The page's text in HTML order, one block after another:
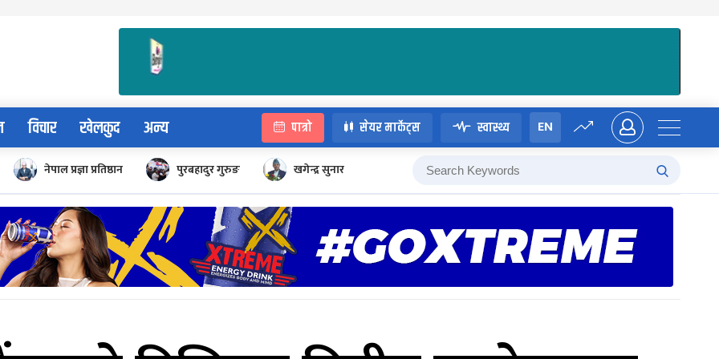
विचार खेलकुद अन्य पात्रो सेयर मार्केट्स स्वास्थ्य EN
नेपाल प्रज्ञा प्रतिष्ठान पुरबहादुर गुरुङ खगेन्द्र सुनार